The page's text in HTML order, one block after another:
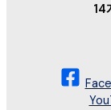
14